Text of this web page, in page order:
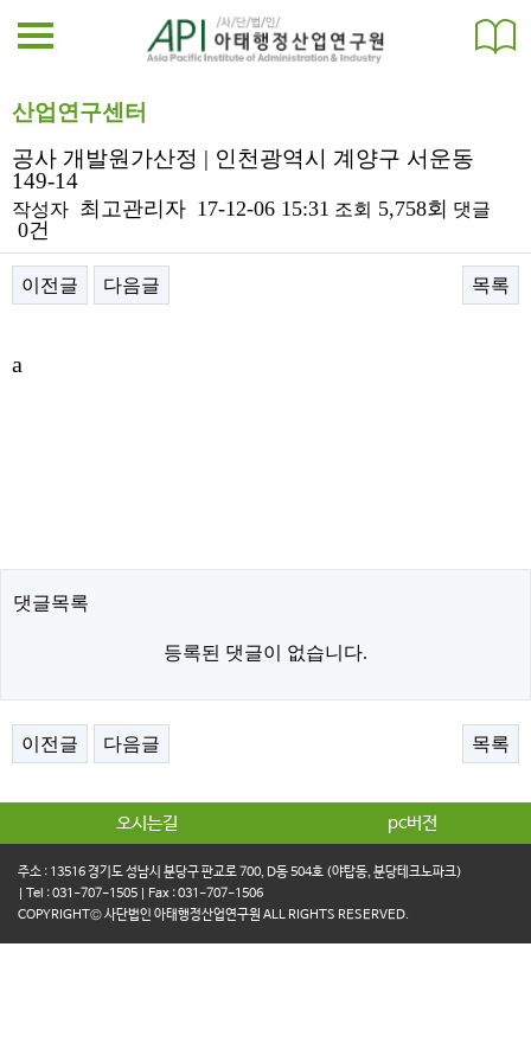
산업연구센터
공사 개발원가산정 | 인천광역시 계양구 서운동
149-14
작성자 최고관리자 17-12-06 15:31 조회 5,758회 댓글
0건
이전글 다음글 목록
a
댓글목록
등록된 댓글이 없습니다.
이전글 다음글 목록
오시는길 pc버전
주소 : 13516 경기도 성남시 분당구 판교로 700, D동 504호 (야탑동, 분당테크노파크)
| Tel : 031-707-1505 | Fax : 031-707-1506
COPYRIGHT© 사단법인 아태행정산업연구원 ALL RIGHTS RESERVED.